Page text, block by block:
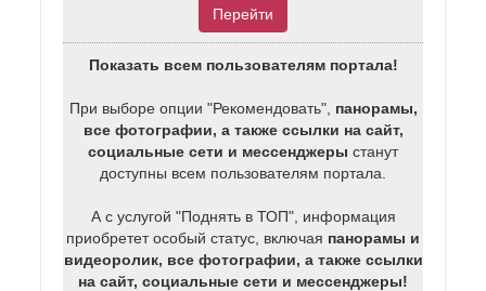
Перейти
Показать всем пользователям портала!
При выборе опции "Рекомендовать", панорамы,
все фотографии, а также ссылки на сайт,
социальные сети и мессенджеры станут
доступны всем пользователям портала.
А с услугой "Поднять в ТОП", информация
приобретет особый статус, включая панорамы и
видеоролик, все фотографии, а также ссылки
на сайт, социальные сети и мессенджеры!